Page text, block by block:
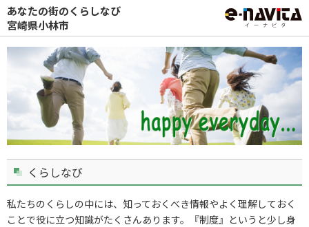
あなたの街のくらしなび
宮崎県小林市
くらしなび
私たちのくらしの中には、知っておくべき情報やよく理解しておく
ことで役に立つ知識がたくさんあります。『制度』というと少し身